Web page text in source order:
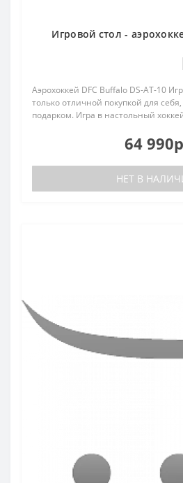
Игровой стол -
Аэрохоккей DFC Buffalo DS-AT-10
только отличной покупкой для
подарком. Игра в настольный
64
НЕТ В